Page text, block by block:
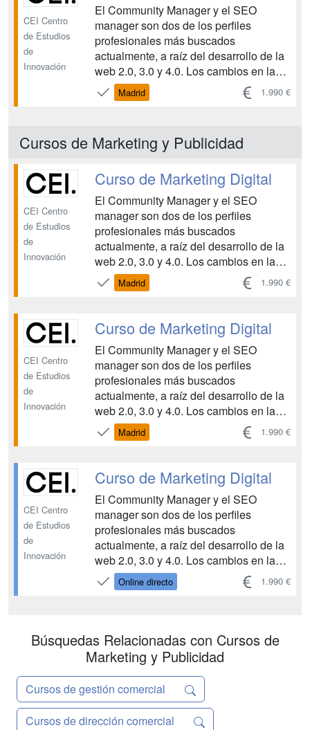
CEI Centro
de Estudios
de
Innovación
El Community Manager y el SEO
manager son dos de los perfiles
profesionales más buscados
actualmente, a raíz del desarrollo de la
web 2.0, 3.0 y 4.0. Los cambios en la
difusión de la información, la
comunicación empresarial y el papel de
figura que gestione, dinamice y
reorien...
Madrid 1.990 €
Cursos de Marketing y Publicidad
CEI Centro
de Estudios
de
Innovación
Curso de Marketing Digital
El Community Manager y el SEO
manager son dos de los perfiles
profesionales más buscados
actualmente, a raíz del desarrollo de la
web 2.0, 3.0 y 4.0. Los cambios en la
difusión de la información, la
comunicación empresarial y el papel de
hace necesaria la presencia de una
figura que gestione, dinamice y
reorien...
Madrid 1.990 €
CEI Centro
de Estudios
de
Innovación
Curso de Marketing Digital
El Community Manager y el SEO
manager son dos de los perfiles
profesionales más buscados
actualmente, a raíz del desarrollo de la
web 2.0, 3.0 y 4.0. Los cambios en la
difusión de la información, la
comunicación empresarial y el papel de
hace necesaria la presencia de una
figura que gestione, dinamice y
reorien...
Madrid 1.990 €
CEI Centro
de Estudios
de
Innovación
Curso de Marketing Digital
El Community Manager y el SEO
manager son dos de los perfiles
profesionales más buscados
actualmente, a raíz del desarrollo de la
web 2.0, 3.0 y 4.0. Los cambios en la
difusión de la información, la
comunicación empresarial y el papel de
figura que gestione, dinamice y
reorien...
Online directo 1.990 €
Búsquedas Relacionadas con Cursos de
Marketing y Publicidad
Cursos de gestión comercial
Cursos de dirección comercial